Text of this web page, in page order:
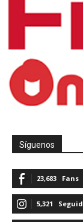
Síguenos
23,683 Fans
5,321